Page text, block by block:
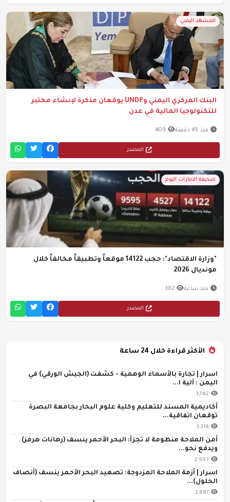
المشهد اليمني
البنك المركزي اليمني وUNDP يوقعان مذكرة لإنشاء مختبر
للتكنولوجيا المالية في عدن
منذ 45 دقيقة 409
المصدر
صحيفة الامارات اليوم
"وزارة الاقتصاد": حجب 14122 موقعاً وتطبيقاً مخالفاً خلال
مونديال 2026
منذ ساعة 382
المصدر
الأكثر قراءة خلال 24 ساعة
اسرار | تجارة بالأسماء الوهمية - كشفت (الجيش الورقي) في
اليمن : آلية ا...
3,782
أكاديمية المسند للتعليم وكلية علوم البحار بجامعة البصرة
توقعان اتفاقية...
3,318
أمن الملاحة منظومة لا تجزأ: البحر الأحمر ينسف (رهانات هرمز)
ويدفع نحو...
2,993
اسرار | أزمة الملاحة المزدوجة: تصعيد البحر الأحمر ينسف (أنصاف
الحلول)...
2,887